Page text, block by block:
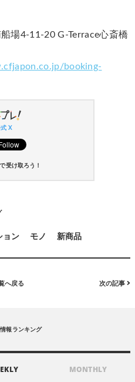
場4-11-20 G-Terrace心斎橋
booking-
X
受け取ろう！
ョン モノ 新商品
へ戻る 次の記事
報ランキング
MONTHLY